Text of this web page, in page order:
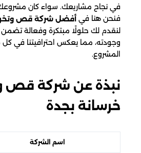
في نجاح مشاريعك. سواء كان مشروعك
فنحن هنا في أفضل شركة قص
لنقدم لك حلولًا مبتكرة وفعالة
وجودته، مما يعكس احترافيتنا في
المشروع.
نبذة عن شركة قص
خرسانة بجدة
اسم الشركة